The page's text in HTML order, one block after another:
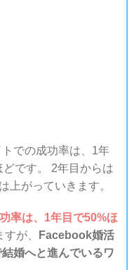
での成功率は、1年
です。 2年目からは
上がっていきます。
率は、1年目で50%ほ
が、 Facebook婚活
婚へと進んでいるワ